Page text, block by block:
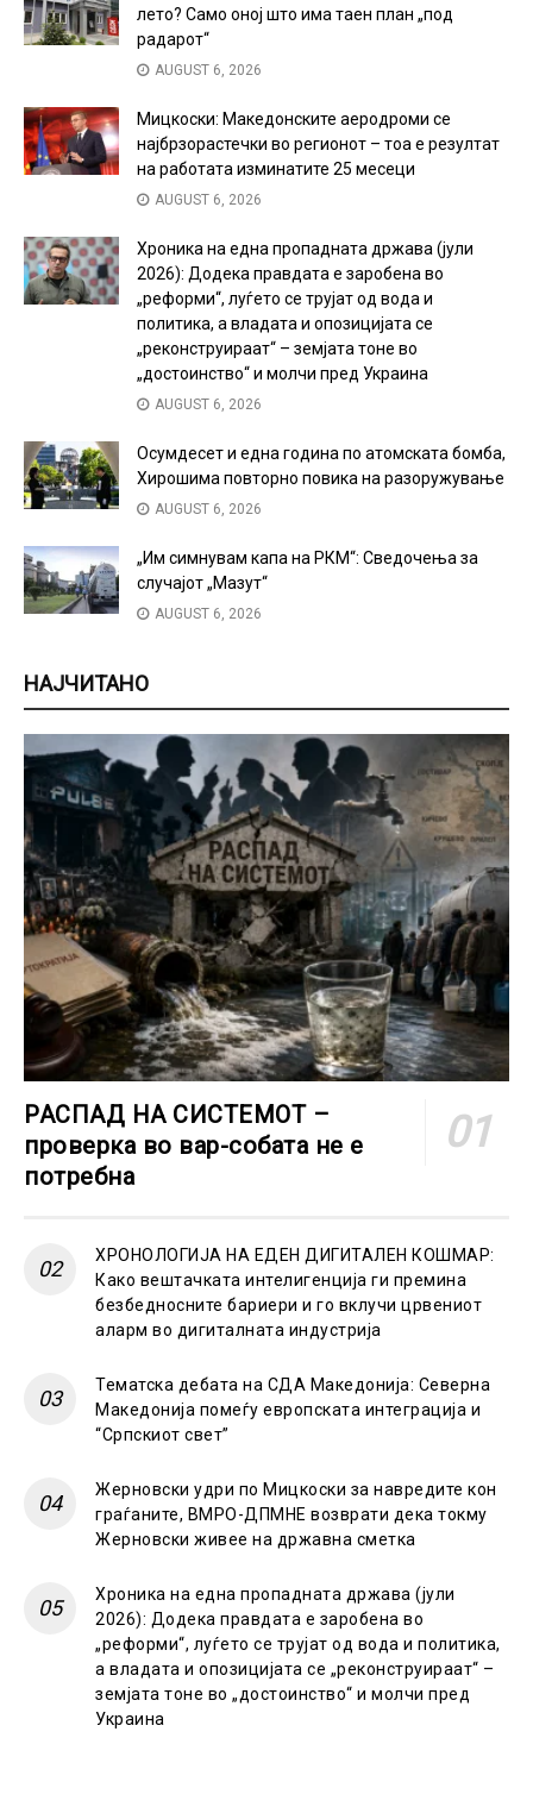
лето? Само оној што има таен план „под
радарот“
AUGUST 6, 2026
Мицкоски: Македонските аеродроми се
најбрзорастечки во регионот – тоа е резултат
на работата изминатите 25 месеци
AUGUST 6, 2026
Хроника на една пропадната држава (јули
2026): Додека правдата е заробена во
„реформи“, луѓето се трујат од вода и
политика, а владата и опозицијата се
„реконструираат“ – земјата тоне во
„достоинство“ и молчи пред Украина
AUGUST 6, 2026
Осумдесет и една година по атомската бомба,
Хирошима повторно повика на разоружување
AUGUST 6, 2026
„Им симнувам капа на РКМ“: Сведочења за
случајот „Мазут“
AUGUST 6, 2026
НАЈЧИТАНО
РАСПАД НА СИСТЕМОТ –
проверка во вар-собата не е
потребна
ХРОНОЛОГИЈА НА ЕДЕН ДИГИТАЛЕН КОШМАР:
Како вештачката интелигенција ги премина
безбедносните бариери и го вклучи црвениот
аларм во дигиталната индустрија
Тематска дебата на СДА Македонија: Северна
Македонија помеѓу европската интеграција и
“Српскиот свет”
Жерновски удри по Мицкоски за навредите кон
граѓаните, ВМРО-ДПМНЕ возврати дека токму
Жерновски живее на државна сметка
Хроника на една пропадната држава (јули
2026): Додека правдата е заробена во
„реформи“, луѓето се трујат од вода и политика,
а владата и опозицијата се „реконструираат“ –
земјата тоне во „достоинство“ и молчи пред
Украина